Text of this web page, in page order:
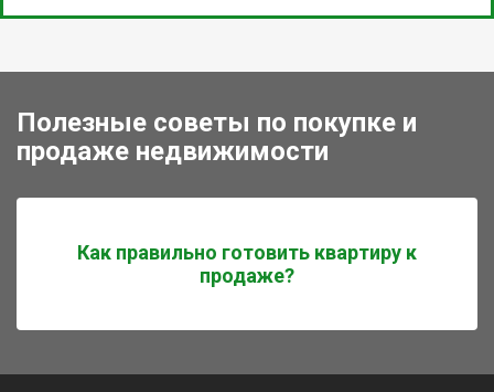
Полезные советы по покупке и
продаже недвижимости
Как правильно готовить квартиру к
продаже?